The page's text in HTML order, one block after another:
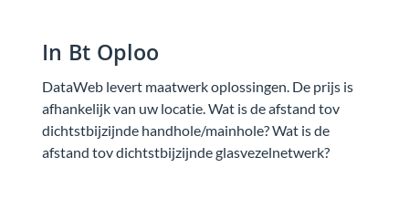
In Bt Oploo
DataWeb levert maatwerk oplossingen. De prijs is
afhankelijk van uw locatie. Wat is de afstand tov
dichtstbijzijnde handhole/mainhole? Wat is de
afstand tov dichtstbijzijnde glasvezelnetwerk?